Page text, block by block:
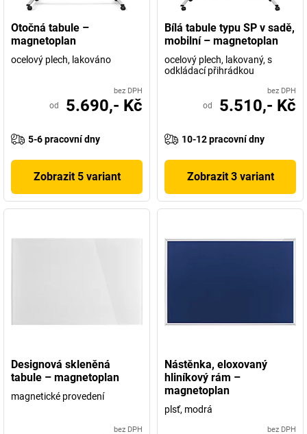
Otočná tabule –
magnetoplan
ocelový plech, lakováno
bez DPH
od 5.690,- Kč
5-6 pracovní dny
Zobrazit 5 variant
Bílá tabule typu SP v sadě,
mobilní – magnetoplan
ocelový plech, lakovaný, s
odkládací přihrádkou
bez DPH
od 5.510,- Kč
10-12 pracovní dny
Zobrazit 3 variant
Designová skleněná
tabule – magnetoplan
magnetické provedení
bez DPH
Nástěnka, eloxovaný
hliníkový rám –
magnetoplan
plsť, modrá
bez DPH